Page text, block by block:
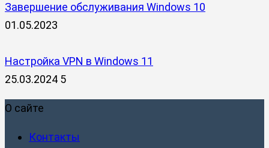
Завершение обслуживания Windows 10
01.05.2023
Настройка VPN в Windows 11
25.03.2024 5
О сайте
Контакты